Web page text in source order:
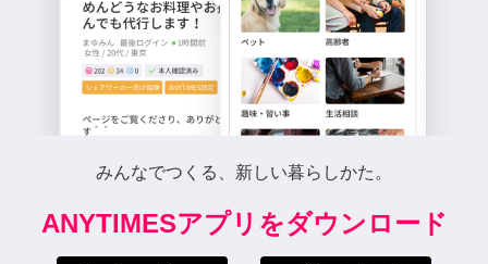
みんなでつくる、新しい暮らしかた。
ANYTIMESアプリをダウンロード